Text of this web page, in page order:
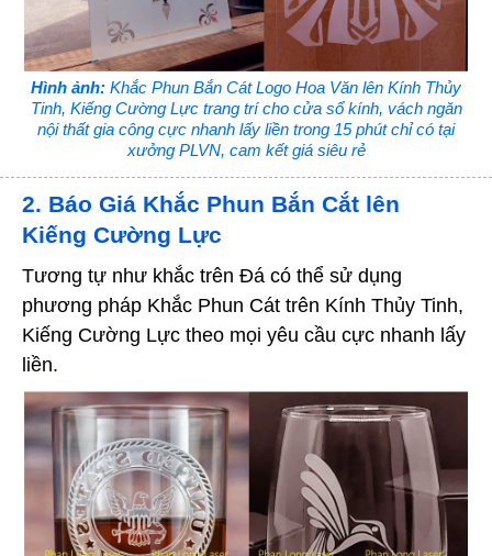
Hình ảnh: Khắc Phun Bắn Cát Logo Hoa Văn lên Kính Thủy
Tinh, Kiếng Cường Lực trang trí cho cửa sổ kính, vách ngăn
nội thất gia công cực nhanh lấy liền trong 15 phút chỉ có tại
xưởng PLVN, cam kết giá siêu rẻ
2. Báo Giá Khắc Phun Bắn Cắt lên
Kiếng Cường Lực
Tương tự như khắc trên Đá có thể sử dụng
phương pháp Khắc Phun Cát trên Kính Thủy Tinh,
Kiếng Cường Lực theo mọi yêu cầu cực nhanh lấy
liền.